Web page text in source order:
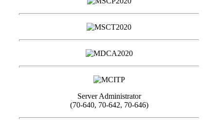
Server Administrator
(70-640, 70-642, 70-646)